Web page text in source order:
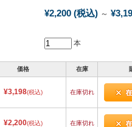
¥2,200 (税込) ～
本
価格 在庫
¥3,198(税込) 在庫切れ
¥2,200(税込) 在庫切れ